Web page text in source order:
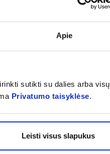
Apie
sutikti su dalies arba visų
Privatumo taisyklėse.
Leisti visus slapukus
ATTITUDE skystas rankų
muilas SUPER LEAVES,
473 ml
8,35 € 8,79 €